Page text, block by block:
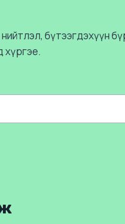
бүтээгдэхүүн
хүргэе.